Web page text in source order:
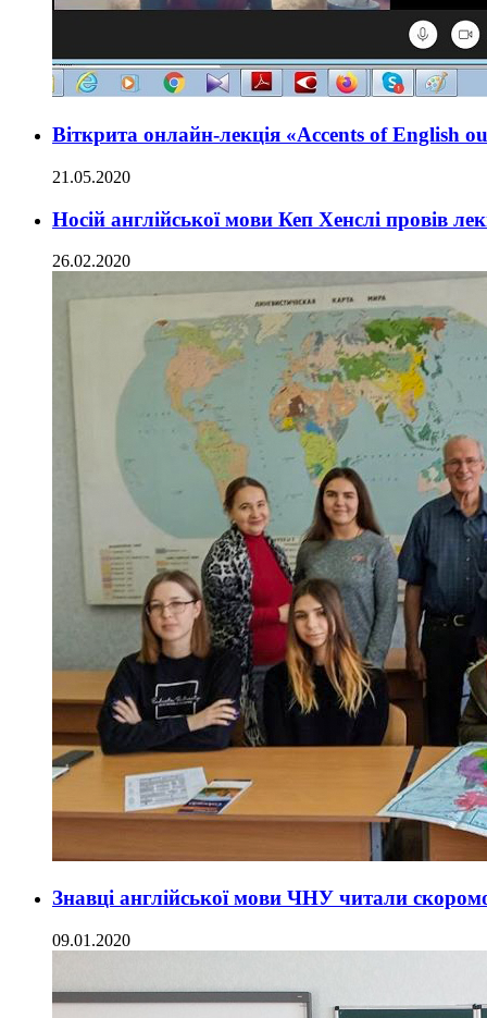
Віткрита онлайн-лекція «Accents of English
21.05.2020
Носій англійської мови Кеп Хенслі провів
26.02.2020
Знавці англійської мови ЧНУ читали
09.01.2020